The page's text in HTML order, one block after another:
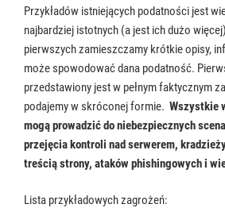
Przykładów istniejących podatności jest
najbardziej istotnych (a jest ich dużo
pierwszych zamieszczamy krótkie opisy,
może spowodować dana podatność.
przedstawiony jest w pełnym faktycznym
podajemy w skróconej formie. Wszystkie
mogą prowadzić do niebezpiecznych
przejęcia kontroli nad serwerem,
treścią strony, ataków phishingowych i
Lista przykładowych zagrożeń: